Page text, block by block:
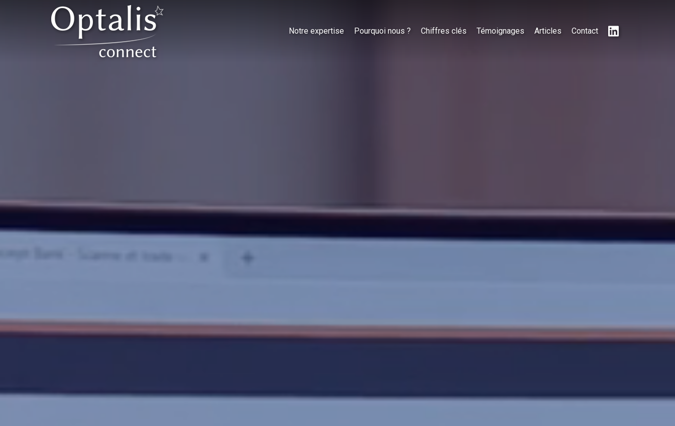
Notre expertise Pourquoi nous ? Chiffres clés Témoignages Articles Contact